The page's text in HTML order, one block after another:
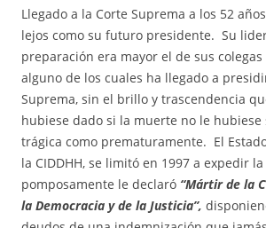
Llegado a la Corte Suprema a los 52
lejos como su futuro presidente. Su
preparación era mayor el de sus
alguno de los cuales ha llegado a
Suprema, sin el brillo y trascendencia
hubiese dado si la muerte no le
trágica como prematuramente. El
la CIDDHH, se limitó en 1997 a expedir
pomposamente le declaró “Mártir de la
la Democracia y de la Justicia”,